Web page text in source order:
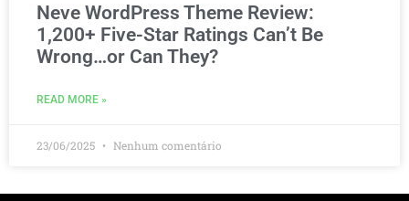
Neve WordPress Theme Review:
1,200+ Five-Star Ratings Can’t Be
Wrong…or Can They?
READ MORE »
23/06/2025 Nenhum comentário